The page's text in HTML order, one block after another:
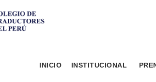
INICIO INSTITUCIONAL